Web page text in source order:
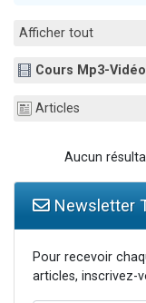
Afficher tout
Cours Mp3-Vidéo
Articles
Aucun
Newsletter
Pour recevoir
articles, inscrivez-